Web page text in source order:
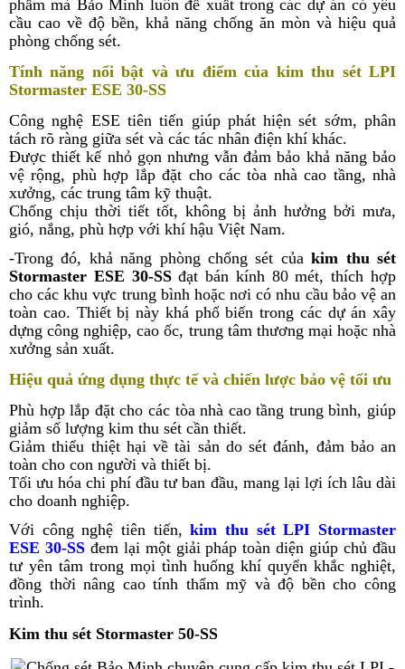
phẩm mà Bảo Minh luôn đề xuất trong các dự án có yêu
cầu cao về độ bền, khả năng chống ăn mòn và hiệu quả
phòng chống sét.
Tính năng nổi bật và ưu điểm của kim thu sét LPI
Stormaster ESE 30-SS
Công nghệ ESE tiên tiến giúp phát hiện sét sớm, phân
tách rõ ràng giữa sét và các tác nhân điện khí khác.
Được thiết kế nhỏ gọn nhưng vẫn đảm bảo khả năng bảo
vệ rộng, phù hợp lắp đặt cho các tòa nhà cao tầng, nhà
xưởng, các trung tâm kỹ thuật.
Chống chịu thời tiết tốt, không bị ảnh hưởng bởi mưa,
gió, nắng, phù hợp với khí hậu Việt Nam.
-Trong đó, khả năng phòng chống sét củakim thu sét
Stormaster ESE 30-SSđạt bán kính 80 mét, thích hợp
cho các khu vực trung bình hoặc nơi có nhu cầu bảo vệ an
toàn cao. Thiết bị này khá phổ biến trong các dự án xây
dựng công nghiệp, cao ốc, trung tâm thương mại hoặc nhà
xưởng sản xuất.
Hiệu quả ứng dụng thực tế và chiến lược bảo vệ tối ưu
Phù hợp lắp đặt cho các tòa nhà cao tầng trung bình, giúp
giảm số lượng kim thu sét cần thiết.
Giảm thiểu thiệt hại về tài sản do sét đánh, đảm bảo an
toàn cho con người và thiết bị.
Tối ưu hóa chi phí đầu tư ban đầu, mang lại lợi ích lâu dài
cho doanh nghiệp.
Với công nghệ tiên tiến,kim thu sét LPI Stormaster
ESE 30-SSđem lại một giải pháp toàn diện giúp chủ đầu
tư yên tâm trong mọi tình huống khí quyển khắc nghiệt,
đồng thời nâng cao tính thẩm mỹ và độ bền cho công
trình.
Kim thu sét Stormaster 50-SS